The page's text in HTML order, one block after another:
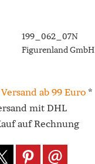
199_062_07N
Figurenland GmbH
ab 99 Euro*
mit DHL
auf Rechnung